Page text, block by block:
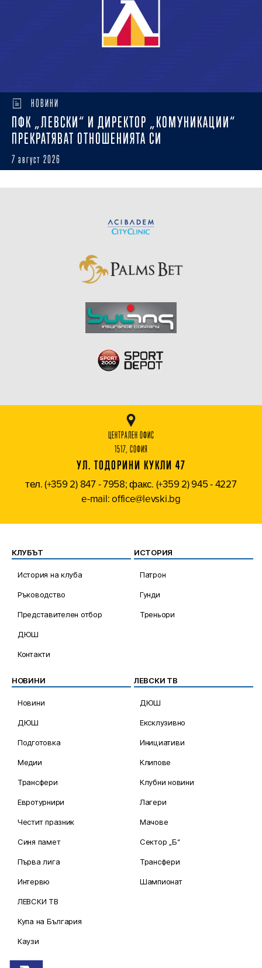
НОВИНИ
ПФК „ЛЕВСКИ“ И ДИРЕКТОР „КОМУНИКАЦИИ“
ПРЕКРАТЯВАТ ОТНОШЕНИЯТА СИ
7 август 2026
ЦЕНТРАЛЕН ОФИС
1517, СОФИЯ
УЛ. ТОДОРИНИ КУКЛИ 47
тел. (+359 2) 847 - 7958; факс. (+359 2) 945 - 4227
e-mail: office@levski.bg
КЛУБЪТ
История на клуба
Ръководство
Представителен отбор
ДЮШ
Контакти
ИСТОРИЯ
Патрон
Гунди
Треньори
НОВИНИ
Новини
ДЮШ
Подготовка
Медии
Трансфери
Евротурнири
Честит празник
Синя памет
Първа лига
Интервю
ЛЕВСКИ ТВ
Купа на България
Каузи
ЛЕВСКИ ТВ
ДЮШ
Ексклузивно
Инициативи
Клипове
Клубни новини
Лагери
Мачове
Сектор „Б“
Трансфери
Шампионат